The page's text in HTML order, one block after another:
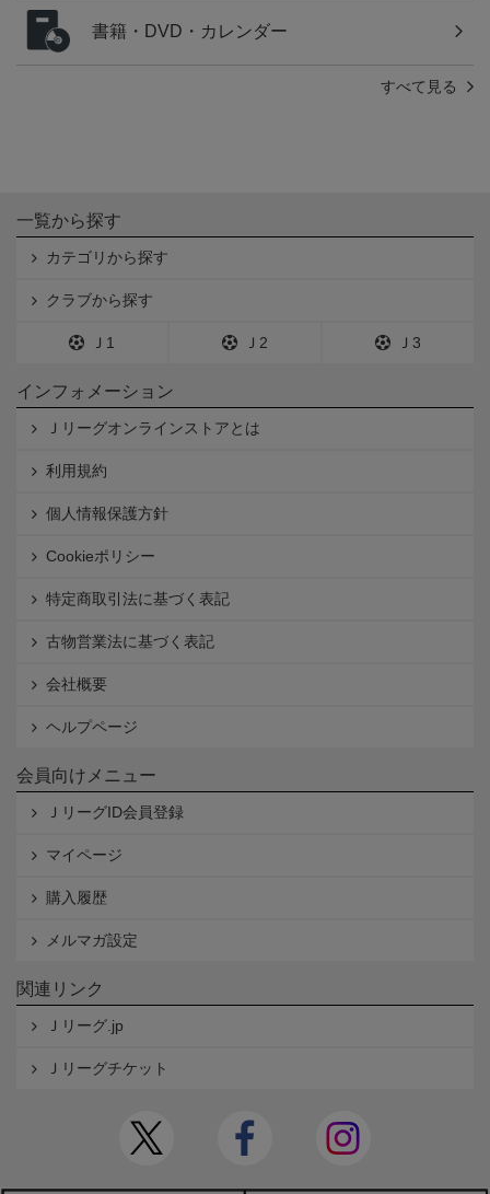
書籍・DVD・カレンダー
すべて見る
一覧から探す
カテゴリから探す
クラブから探す
Ｊ1 Ｊ2 Ｊ3
インフォメーション
Ｊリーグオンラインストアとは
利用規約
個人情報保護方針
Cookieポリシー
特定商取引法に基づく表記
古物営業法に基づく表記
会社概要
ヘルプページ
会員向けメニュー
ＪリーグID会員登録
マイページ
購入履歴
メルマガ設定
関連リンク
Ｊリーグ.jp
Ｊリーグチケット